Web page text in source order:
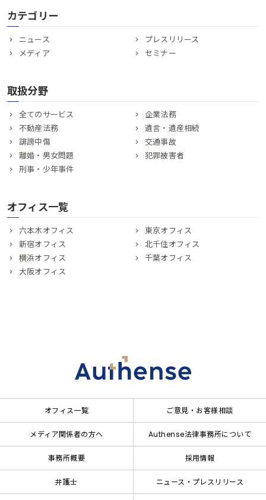
カテゴリー
ニュース
プレスリリース
メディア
セミナー
取扱分野
全てのサービス
企業法務
不動産法務
遺言・遺産相続
誹謗中傷
交通事故
離婚・男女問題
犯罪被害者
刑事・少年事件
オフィス一覧
六本木オフィス
東京オフィス
新宿オフィス
北千住オフィス
横浜オフィス
千葉オフィス
大阪オフィス
オフィス一覧 ご意見・お客様相談
メディア関係者の方へ Authense法律事務所について
事務所概要 採用情報
弁護士 ニュース・プレスリリース